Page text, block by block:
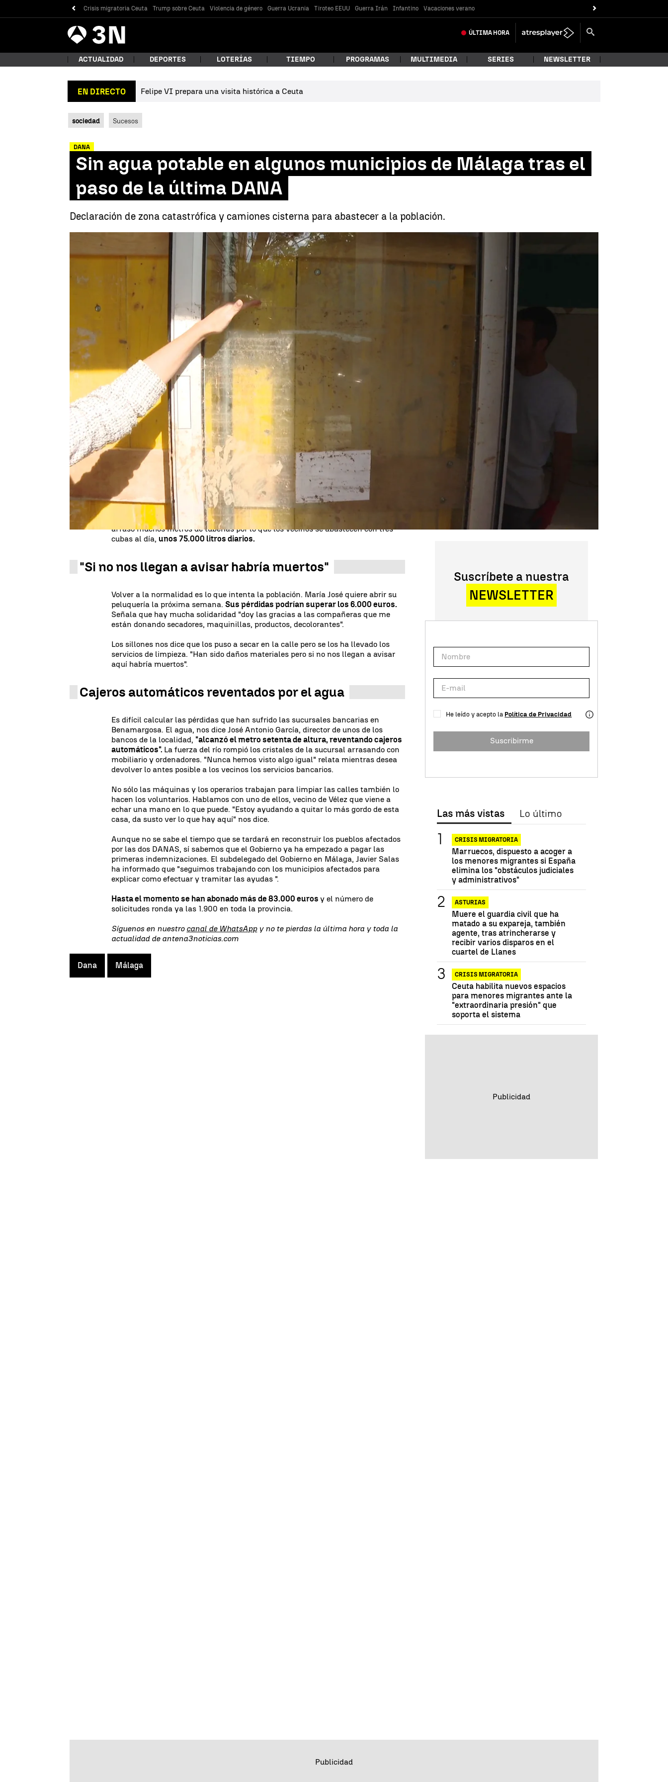
Crisis migratoria Ceuta Trump sobre Ceuta Violencia de género Guerra Ucrania Tiroteo EEUU Guerra Irán Infantino Vacaciones verano
Antena
3 Noticias ÚLTIMA HORA
ACTUALIDAD DEPORTES LOTERÍAS TIEMPO PROGRAMAS MULTIMEDIA SERIES NEWSLETTER
EN DIRECTO Felipe VI prepara una visita histórica a Ceuta
sociedad Sucesos
DANA
Sin agua potable en algunos municipios de Málaga tras el
paso de la última DANA
Declaración de zona catastrófica y camiones cisterna para abastecer a la población.
El Ayuntamiento de Benamargosa ha pedido la declaración de zona catastrófica |
Elena Álvarez
Publicado:19 de noviembre de 2024, 16:53
Benamargosa y Almogía, dos de laslocalidades malagueñas más afectadas por
la DANAhan solicitado la declaración de zona catastrófica. Sus Ayuntamientos
han aprobado esta medida parapoder pedir ayudas y reparar los daños
causados por el temporal.
Salvador Arcas, alcalde de Benamargosa nos cuenta
que aunque se ha restablecido el suministro, "el agua no es potable".
Otro de los municipios que siguen esperando para recuperar el agua potable es El
Borge, en plena Axarquía malagueña. Allí el Ayuntamiento a través de las redes
sociales comunica a sus vecinos "las horas de suministro y de corte". La riada
arrasó muchos metros de tuberías por lo que los vecinos se abastecen con tres
cubas al día, unos 75.000 litros diarios.
"Si no nos llegan a avisar habría muertos"
Volver a la normalidad es lo que intenta la población. María José quiere abrir su
peluquería la próxima semana.Sus pérdidas podrían superar los 6.000 euros.
Señala que hay mucha solidaridad "doy las gracias a las compañeras que me
están donando secadores, maquinillas, productos, decolorantes".
Los sillones nos dice que los puso a secar en la calle pero se los ha llevado los
servicios de limpieza. "Han sido daños materiales pero si no nos llegan a avisar
aquí habría muertos".
Cajeros automáticos reventados por el agua
Es difícil calcular las pérdidas que han sufrido las sucursales bancarias en
Benamargosa. El agua, nos dice José Antonio García, director de unos de los
bancos de la localidad, "alcanzó el metro setenta de altura, reventando cajeros
automáticos". La fuerza del río rompió los cristales de la sucursal arrasando con
mobiliario y ordenadores. "Nunca hemos visto algo igual" relata mientras desea
devolver lo antes posible a los vecinos los servicios bancarios.
No sólo las máquinas y los operarios trabajan para limpiar las calles también lo
hacen los voluntarios. Hablamos con uno de ellos, vecino de Vélez que viene a
echar una mano en lo que puede. "Estoy ayudando a quitar lo más gordo de esta
casa, da susto ver lo que hay aquí" nos dice.
Aunque no se sabe el tiempo que se tardará en reconstruir los pueblos afectados
por las dos DANAS, sí sabemos que el Gobierno ya ha empezado a pagar las
primeras indemnizaciones. El subdelegado del Gobierno en Málaga, Javier Salas
ha informado que "seguimos trabajando con los municipios afectados para
explicar como efectuar y tramitar las ayudas ".
Hasta el momento se han abonado más de 83.000 eurosy el número de
solicitudes ronda ya las 1.900 en toda la provincia.
Síguenos en nuestro canal de WhatsAppy no te pierdas la última hora y toda la
actualidad de antena3noticias.com
Dana Málaga
Suscríbete a nuestra
NEWSLETTER
He leído y acepto la Política de Privacidad
Suscribirme
Las más vistas Lo último
CRISIS MIGRATORIA
Marruecos, dispuesto a acoger a
los menores migrantes si España
elimina los "obstáculos judiciales
y administrativos"
ASTURIAS
Muere el guardia civil que ha
matado a su expareja, también
agente, tras atrincherarse y
recibir varios disparos en el
cuartel de Llanes
CRISIS MIGRATORIA
Ceuta habilita nuevos espacios
para menores migrantes ante la
"extraordinaria presión" que
soporta el sistema